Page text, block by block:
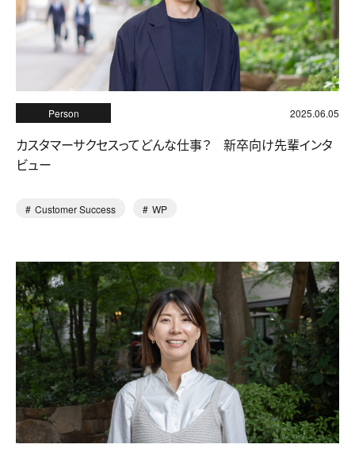
Person 2025.06.05
カスタマーサクセスってどんな仕事？ 新卒向け先輩インタ
ビュー
Customer Success WP